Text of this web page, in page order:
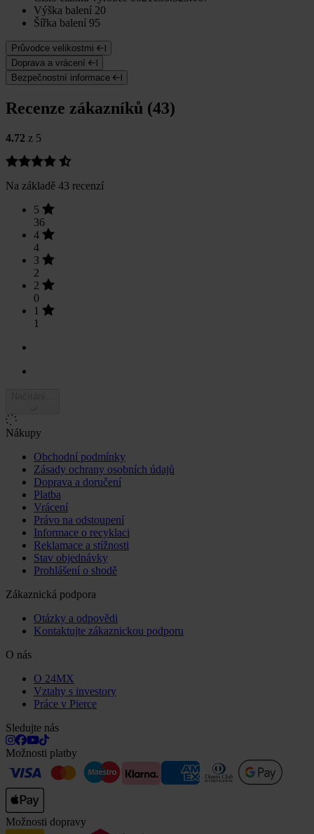
Výška balení 20
Šířka balení 95
Průvodce velikostmi
Doprava a vrácení
Bezpečnostní informace
Recenze zákazníků (43)
4.72 z 5
Na základě 43 recenzí
5
36
4
4
3
2
2
0
1
1
Nákupy
Obchodní podmínky
Zásady ochrany osobních údajů
Doprava a doručení
Platba
Vrácení
Právo na odstoupení
Informace o recyklaci
Reklamace a stížnosti
Stav objednávky
Prohlášení o shodě
Zákaznická podpora
Otázky a odpovědi
Kontaktujte zákaznickou podporu
O nás
O 24MX
Vztahy s investory
Práce v Pierce
Sledujte nás
Možnosti platby
Možnosti dopravy